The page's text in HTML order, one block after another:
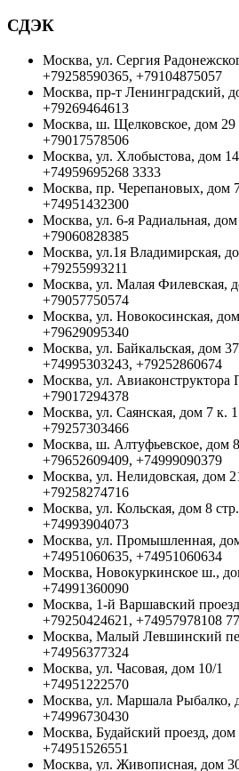
СДЭК
Москва, ул. Сергия
+79258590365, +79104875057
Москва, пр-т Ленинградский,
+79269464613
Москва, ш. Щелковское, дом 29
+79017578506
Москва, ул. Хлобыстова, дом 14
+74959695268 3333
Москва, пр. Черепановых, дом
+74951432300
Москва, ул. 6-я Радиальная,
+79060828385
Москва, ул.1я Владимирская,
+79255993211
Москва, ул. Малая Филевская,
+79057750574
Москва, ул. Новокосинская,
+79629095340
Москва, ул. Байкальская, дом 37
+74995303243, +79252860674
Москва, ул. Авиаконструктора
+79017294378
Москва, ул. Саянская, дом 7 к. 1
+79257303466
Москва, ш. Алтуфьевское, дом
+79652609409, +74999090379
Москва, ул. Нелидовская, дом
+79258274716
Москва, ул. Кольская, дом 8
+74993904073
Москва, ул. Промышленная,
+74951060635, +74951060634
Москва, Новокуркинское ш.,
+74991360090
Москва, 1-й Варшавский
+79250424621, +74957978108
Москва, Малый Левшинский
+74956377324
Москва, ул. Часовая, дом 10/1
+74951222570
Москва, ул. Маршала Рыбалко,
+74996730430
Москва, Будайский проезд, дом
+74951526551
Москва, ул. Живописная, дом